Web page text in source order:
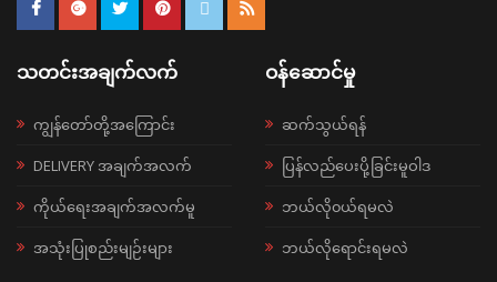
သတင်းအချက်လက်
ကျွန်တော်တို့အကြောင်း
DELIVERY အချက်အလက်
ကိုယ်ရေးအချက်အလက်မူ
အသုံးပြုစည်းမျဉ်းများ
ဝန်ဆောင်မှု
ဆက်သွယ်ရန်
ပြန်လည်ပေးပို့ခြင်းမူဝါဒ
ဘယ်လို၀ယ်ရမလဲ
ဘယ်လိုရောင်းရမလဲ